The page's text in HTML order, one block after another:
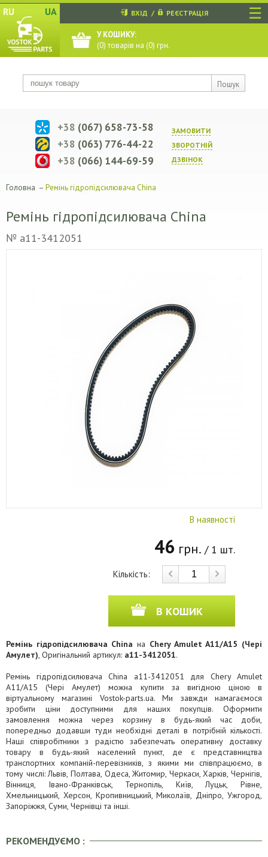
☰
RU UA
Пошук
ВХІД / РЕЄСТРАЦІЯ
У КОШИКУ:
(0) товарів на (0) грн.
ЗАМОВИТИ
ЗВОРОТНIЙ
ДЗВIНОК
+38 (067) 658-73-58
+38 (063) 776-44-22
+38 (066) 144-69-59
Головна – Ремінь гідропідсилювача China
Ремінь гідропідсилювача China
№ a11-3412051
В наявності
46 грн. / 1 шт.
Кількість:
В КОШИК
Ремінь гідропідсилювача China на Chery Amulet A11/A15 (Чері
Амулет), Оригінальний артикул: a11-3412051.
Ремінь гідропідсилювача China a11-3412051 для Chery Amulet
A11/A15 (Чері Амулет) можна купити за вигідною ціною в
віртуальному магазині Vostok-parts.ua. Ми завжди намагаємося
зробити ціни доступними для наших покупців. Оформити
замовлення можна через корзину в будь-який час доби,
попередньо додавши туди необхідні деталі в потрібній кількості.
Наші співробітники з радістю забезпечать оперативну доставку
товару в будь-який населений пункт, де є представництва
транспортних компаній-перевізників, з якими ми співпрацюємо, в
тому числі: Львів, Полтава, Одеса, Житомир, Черкаси, Харків, Чернігів,
Вінниця, Івано-Франківськ, Тернопіль, Київ, Луцьк, Рівне,
Хмельницький, Херсон, Кропивницький, Миколаїв, Дніпро, Ужгород,
Запоріжжя, Суми, Чернівці та інші.
РЕКОМЕНДУЄМО :